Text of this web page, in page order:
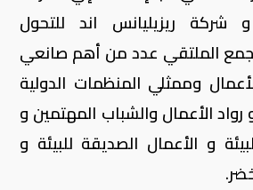
ريزيليانس اند للتحول
الملتقي عدد من أهم صانعي
وممثلي المنظمات الدولية
الأعمال والشباب المهتمين و
و الأعمال الصديقة للبيئة و